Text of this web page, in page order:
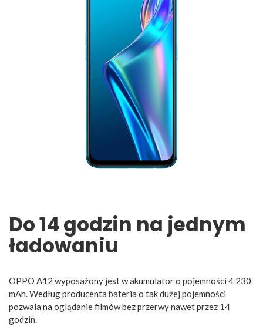
Do 14 godzin na jednym
ładowaniu
OPPO A12 wyposażony jest w akumulator o pojemności 4 230
mAh. Według producenta bateria o tak dużej pojemności
pozwala na oglądanie filmów bez przerwy nawet przez 14
godzin.